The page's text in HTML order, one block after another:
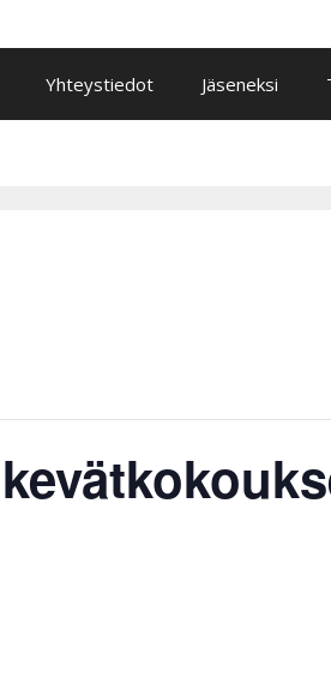
Yhteystiedot Jäseneksi